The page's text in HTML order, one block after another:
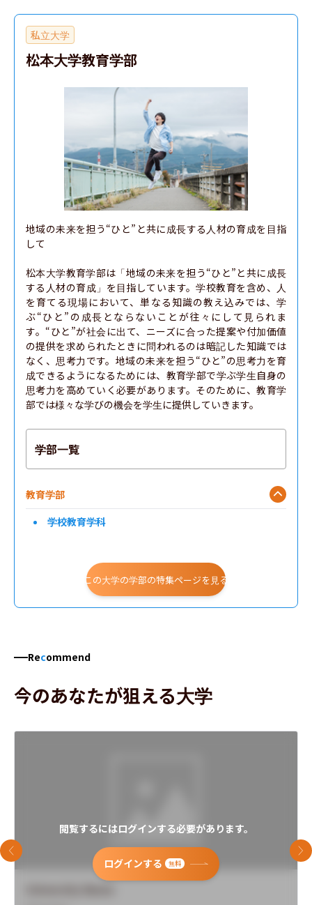
学校教育教員養成課程 音楽教育コース
学校教育教員養成課程 図画工作・美術教育コース
学校教育教員養成課程 保健体育コース
学校教育教員養成課程 ものづくり・技術教育コース
学校教育教員養成課程 家庭科教育コース
学校教育教員養成課程 特別支援教育コース
学校教育教員養成課程 心理支援教育コース
私立大学
松本大学教育学部
地域の未来を担う“ひと”と共に成長する人材の育成を目指
して
松本大学教育学部は「地域の未来を担う“ひと”と共に成長
する人材の育成」を目指しています。学校教育を含め、人
を育てる現場において、単なる知識の教え込みでは、学
ぶ“ひと”の成長とならないことが往々にして見られま
す。“ひと”が社会に出て、ニーズに合った提案や付加価値
の提供を求められたときに問われるのは暗記した知識では
なく、思考力です。地域の未来を担う“ひと”の思考力を育
成できるようになるためには、教育学部で学ぶ学生自身の
思考力を高めていく必要があります。そのために、教育学
部では様々な学びの機会を学生に提供していきます。
学部一覧
教育学部
学校教育学科
この大学の学部の特集ページを見る
Recommend
今のあなたが狙える大学
閲覧するにはログインする必要があります。
ログインする 無料
前のスライド 次